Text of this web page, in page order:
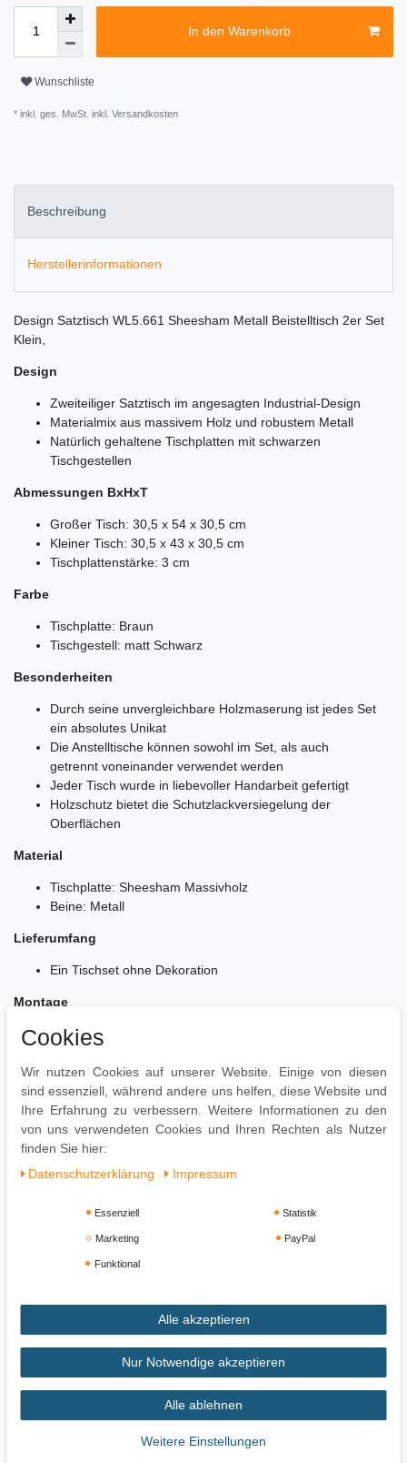
In den Warenkorb
Wunschliste
* inkl. ges. MwSt. inkl. Versandkosten
Beschreibung
Herstellerinformationen
Design Satztisch WL5.661 Sheesham Metall Beistelltisch 2er Set
Klein,
Design
Zweiteiliger Satztisch im angesagten Industrial-Design
Materialmix aus massivem Holz und robustem Metall
Natürlich gehaltene Tischplatten mit schwarzen
Tischgestellen
Abmessungen BxHxT
Großer Tisch: 30,5 x 54 x 30,5 cm
Kleiner Tisch: 30,5 x 43 x 30,5 cm
Tischplattenstärke: 3 cm
Farbe
Tischplatte: Braun
Tischgestell: matt Schwarz
Besonderheiten
Durch seine unvergleichbare Holzmaserung ist jedes Set
ein absolutes Unikat
Die Anstelltische können sowohl im Set, als auch
getrennt voneinander verwendet werden
Jeder Tisch wurde in liebevoller Handarbeit gefertigt
Holzschutz bietet die Schutzlackversiegelung der
Oberflächen
Material
Tischplatte: Sheesham Massivholz
Beine: Metall
Lieferumfang
Ein Tischset ohne Dekoration
Montage
Beistelltisch-Set ist bereits montiert
Pflegehinweise
Die Oberfläche mit einem lauwarm angefeuchteten Baumwolltuch
reinigen. Kein Scheuermittel, scharfe Reinigungsmittel oder
tropfnasse Tücher verwenden.
Impressum Daten­schutz­erklärung AGB
Widerrufs­recht Vertrag widerrufen
Cookies
Wir nutzen Cookies auf unserer Website. Einige von diesen
sind essenziell, während andere uns helfen, diese Website und
Ihre Erfahrung zu verbessern. Weitere Informationen zu den
von uns verwendeten Cookies und Ihren Rechten als Nutzer
finden Sie hier:
Daten­schutz­erklärung
Impressum
Essenziell Statistik
Marketing PayPal
Funktional
Alle akzeptieren
Nur Notwendige akzeptieren
Alle ablehnen
Weitere Einstellungen